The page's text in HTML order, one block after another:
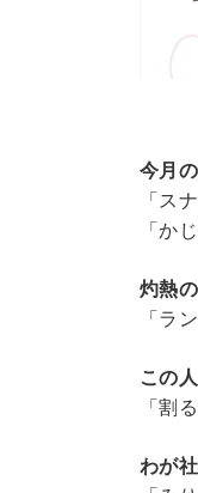
今月
「ス
「か
灼熱
「ラ
この
「割
わが